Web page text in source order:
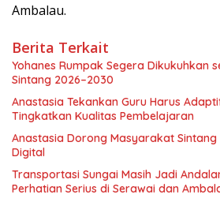
Ambalau.
Berita Terkait
Yohanes Rumpak Segera Dikukuhkan
Sintang 2026–2030
Anastasia Tekankan Guru Harus
Tingkatkan Kualitas Pembelajaran
Anastasia Dorong Masyarakat Sintang
Digital
Transportasi Sungai Masih Jadi
Perhatian Serius di Serawai dan